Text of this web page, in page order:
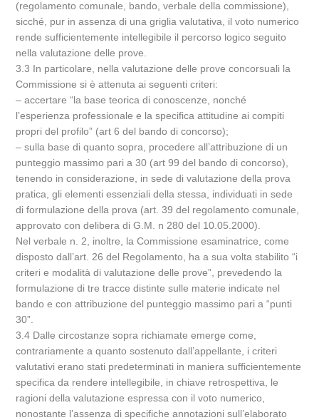
(regolamento comunale, bando, verbale della commissione),
sicché, pur in assenza di una griglia valutativa, il voto numerico
rende sufficientemente intellegibile il percorso logico seguito
nella valutazione delle prove.
3.3 In particolare, nella valutazione delle prove concorsuali la
Commissione si è attenuta ai seguenti criteri:
– accertare “la base teorica di conoscenze, nonché
l’esperienza professionale e la specifica attitudine ai compiti
propri del profilo” (art 6 del bando di concorso);
– sulla base di quanto sopra, procedere all’attribuzione di un
punteggio massimo pari a 30 (art 99 del bando di concorso),
tenendo in considerazione, in sede di valutazione della prova
pratica, gli elementi essenziali della stessa, individuati in sede
di formulazione della prova (art. 39 del regolamento comunale,
approvato con delibera di G.M. n 280 del 10.05.2000).
Nel verbale n. 2, inoltre, la Commissione esaminatrice, come
disposto dall’art. 26 del Regolamento, ha a sua volta stabilito “i
criteri e modalità di valutazione delle prove”, prevedendo la
formulazione di tre tracce distinte sulle materie indicate nel
bando e con attribuzione del punteggio massimo pari a “punti
30”.
3.4 Dalle circostanze sopra richiamate emerge come,
contrariamente a quanto sostenuto dall’appellante, i criteri
valutativi erano stati predeterminati in maniera sufficientemente
specifica da rendere intellegibile, in chiave retrospettiva, le
ragioni della valutazione espressa con il voto numerico,
nonostante l’assenza di specifiche annotazioni sull’elaborato